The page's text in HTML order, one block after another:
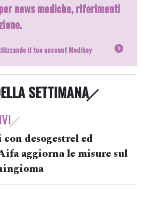
news mediche, riferimenti
il tuo account Medikey
SETTIMANA
desogestrel ed
aggiorna le misure sul